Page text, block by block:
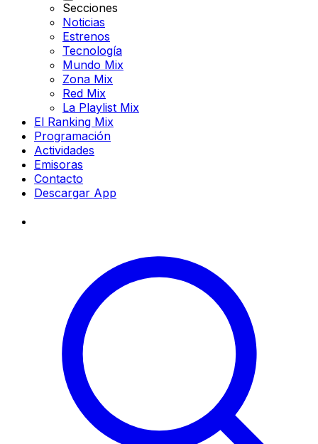
Secciones
Noticias
Estrenos
Tecnología
Mundo Mix
Zona Mix
Red Mix
La Playlist Mix
El Ranking Mix
Programación
Actividades
Emisoras
Contacto
Descargar App